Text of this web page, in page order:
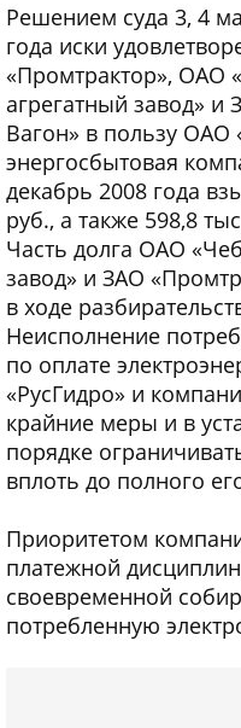
Решением суда 3, 4
года иски
«Промтрактор», ОАО
агрегатный завод» и
Вагон» в пользу ОАО
энергосбытовая
декабрь 2008 года
руб., а также 598,8
Часть долга ОАО
завод» и ЗАО
в ходе
Неисполнение
по оплате
«РусГидро» и
крайние меры и в
порядке
вплоть до полного
Приоритетом
платежной
своевременной
потребленную